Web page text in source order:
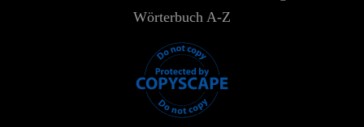
Wörterbuch A-Z